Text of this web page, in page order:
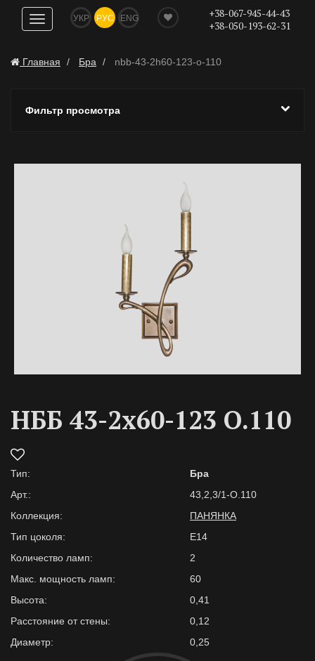
Показать
навигацию
УКР РУС ENG
+38-067-945-44-43
+38-050-193-62-31
Главная Бра nbb-43-2h60-123-o-110
Фильтр просмотра
НББ 43-2х60-123 О.110
Тип:
Бра
Арт.:
43,2,3/1-О.110
Коллекция:
ПАНЯНКА
Тип цоколя:
E14
Количество ламп:
2
Макс. мощность ламп:
60
Высота:
0,41
Расстояние от стены:
0,12
Диаметр:
0,25